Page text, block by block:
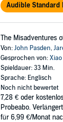
Audible Standard
The Misadventures
Von:John Pasden,
Gesprochen von:
Spieldauer: 33 Min.
Sprache: Englisch
Noch nicht bewertet
7,28 € oder
Probeabo.
für 6,99 €/Monat